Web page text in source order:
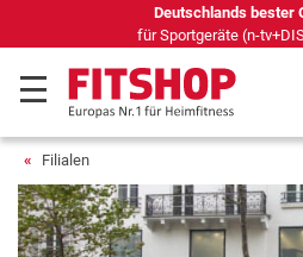
Deutschlands bester
für Sportgeräte (n-
Filialen